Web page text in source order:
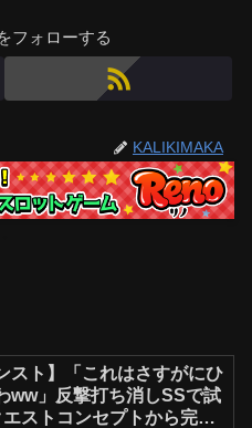
フォローする
KALIKIMAKA
スト】「これはさすがにひ
ww」反撃打ち消しSSで試
ストコンセプトから完全